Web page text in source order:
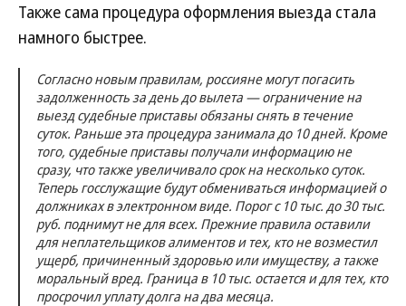
Также сама процедура оформления выезда стала
намного быстрее.
Согласно новым правилам, россияне могут погасить
задолженность за день до вылета — ограничение на
выезд судебные приставы обязаны снять в течение
суток. Раньше эта процедура занимала до 10 дней. Кроме
того, судебные приставы получали информацию не
сразу, что также увеличивало срок на несколько суток.
Теперь госслужащие будут обмениваться информацией о
должниках в электронном виде. Порог с 10 тыс. до 30 тыс.
руб. поднимут не для всех. Прежние правила оставили
для неплательщиков алиментов и тех, кто не возместил
ущерб, причиненный здоровью или имуществу, а также
моральный вред. Граница в 10 тыс. остается и для тех, кто
просрочил уплату долга на два месяца.